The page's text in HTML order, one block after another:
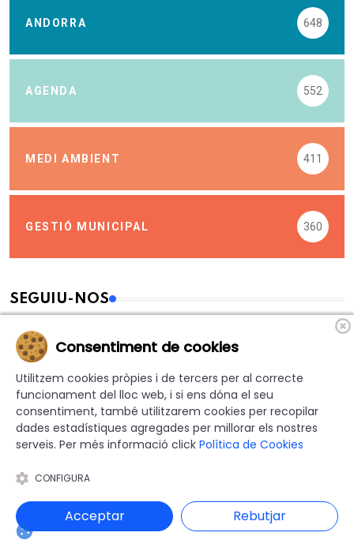
ANDORRA 648
AGENDA 552
MEDI AMBIENT 411
GESTIÓ MUNICIPAL 360
SEGUIU-NOS
1.016 Fans
10.245 Seguidors
Consentiment de cookies
Utilitzem cookies pròpies i de tercers per al correcte
funcionament del lloc web, i si ens dóna el seu
consentiment, també utilitzarem cookies per recopilar
dades estadístiques agregades per millorar els nostres
serveis. Per més informació click Política de Cookies
CONFIGURA
Acceptar Rebutjar